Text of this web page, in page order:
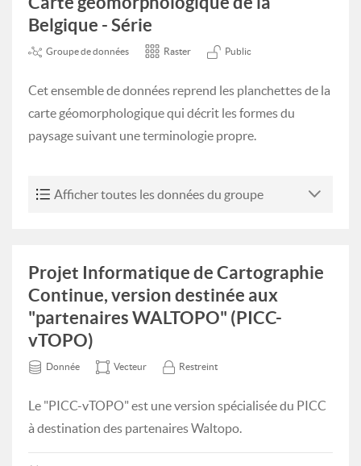
Belgique - Série
Groupe de données Raster Public
Cet ensemble de données reprend les planchettes de la
carte géomorphologique qui décrit les formes du
paysage suivant une terminologie propre.
Afficher toutes les données du groupe
Projet Informatique de Cartographie
Continue, version destinée aux
"partenaires WALTOPO" (PICC-
vTOPO)
Donnée Vecteur Restreint
Le "PICC-vTOPO" est une version spécialisée du PICC
à destination des partenaires Waltopo.